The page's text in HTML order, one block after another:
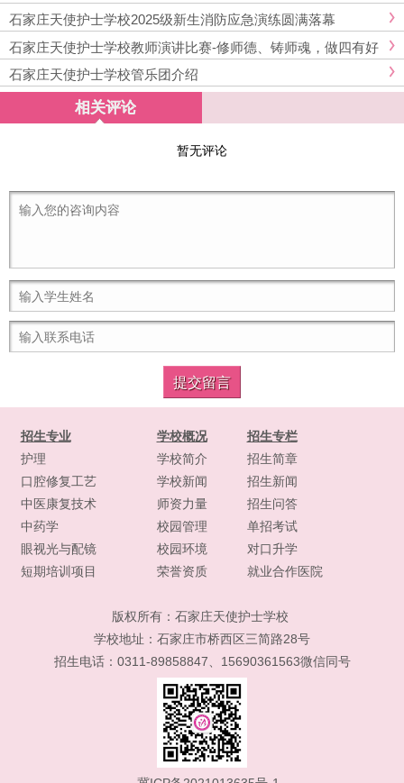
石家庄天使护士学校2025级新生消防应急演练圆满落幕
石家庄天使护士学校教师演讲比赛-修师德、铸师魂，做四有好
老师
石家庄天使护士学校管乐团介绍
相关评论
暂无评论
招生专业
护理
口腔修复工艺
中医康复技术
中药学
眼视光与配镜
短期培训项目
学校概况
学校简介
学校新闻
师资力量
校园管理
校园环境
荣誉资质
招生专栏
招生简章
招生新闻
招生问答
单招考试
对口升学
就业合作医院
版权所有： 石家庄天使护士学校
学校地址：石家庄市桥西区三简路28号
招生电话：0311-89858847、15690361563微信同号